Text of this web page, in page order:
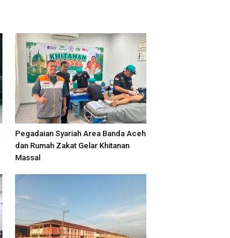
Pegadaian Syariah Area Banda Aceh
dan Rumah Zakat Gelar Khitanan
Massal